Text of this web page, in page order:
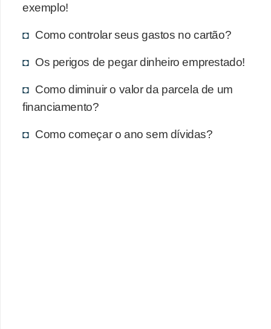
exemplo!
Como controlar seus gastos no cartão?
Os perigos de pegar dinheiro emprestado!
Como diminuir o valor da parcela de um
financiamento?
Como começar o ano sem dívidas?